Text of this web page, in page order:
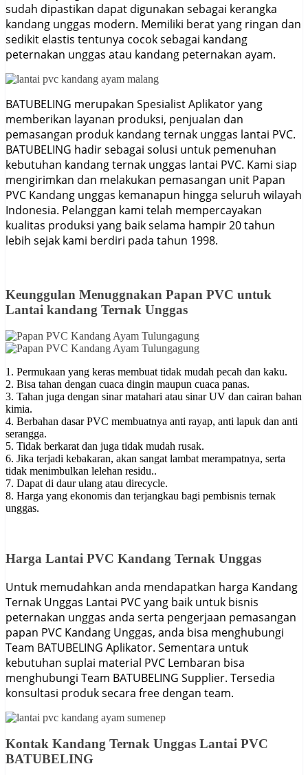
sudah dipastikan dapat digunakan sebagai kerangka
kandang unggas modern. Memiliki berat yang ringan dan
sedikit elastis tentunya cocok sebagai kandang
peternakan unggas atau kandang peternakan ayam.
BATUBELING merupakan Spesialist Aplikator yang
memberikan layanan produksi, penjualan dan
pemasangan produk kandang ternak unggas lantai PVC.
BATUBELING hadir sebagai solusi untuk pemenuhan
kebutuhan kandang ternak unggas lantai PVC. Kami siap
mengirimkan dan melakukan pemasangan unit Papan
PVC Kandang unggas kemanapun hingga seluruh wilayah
Indonesia. Pelanggan kami telah mempercayakan
kualitas produksi yang baik selama hampir 20 tahun
lebih sejak kami berdiri pada tahun 1998.
Keunggulan Menuggnakan Papan PVC untuk
Lantai kandang Ternak Unggas
1. Permukaan yang keras membuat tidak mudah pecah dan kaku.
2. Bisa tahan dengan cuaca dingin maupun cuaca panas.
3. Tahan juga dengan sinar matahari atau sinar UV dan cairan bahan
kimia.
4. Berbahan dasar PVC membuatnya anti rayap, anti lapuk dan anti
serangga.
5. Tidak berkarat dan juga tidak mudah rusak.
6. Jika terjadi kebakaran, akan sangat lambat merampatnya, serta
tidak menimbulkan lelehan residu..
7. Dapat di daur ulang atau direcycle.
8. Harga yang ekonomis dan terjangkau bagi pembisnis ternak
unggas.
Harga Lantai PVC Kandang Ternak Unggas
Untuk memudahkan anda mendapatkan harga Kandang
Ternak Unggas Lantai PVC yang baik untuk bisnis
peternakan unggas anda serta pengerjaan pemasangan
papan PVC Kandang Unggas, anda bisa menghubungi
Team BATUBELING Aplikator. Sementara untuk
kebutuhan suplai material PVC Lembaran bisa
menghubungi Team BATUBELING Supplier. Tersedia
konsultasi produk secara free dengan team.
Kontak Kandang Ternak Unggas Lantai PVC
BATUBELING